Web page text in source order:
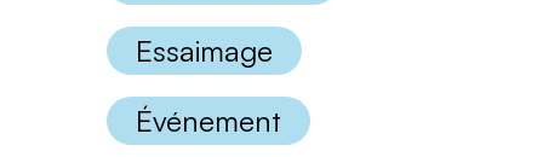
Essaimage
Événement